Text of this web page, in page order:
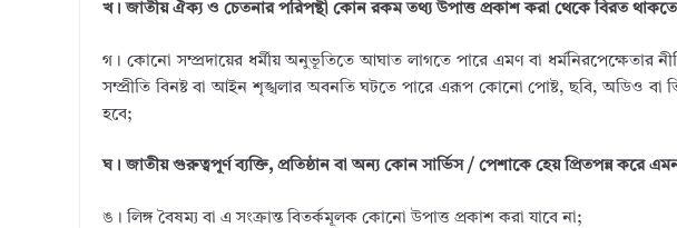
খ। জাতীয় ঐক্য ও চেতনার পরিপন্থী কোন রকম তথ্য উপাত্ত প্রকাশ করা থেকে বিরত
গ। কোনো সম্প্রদায়ের ধর্মীয় অনুভূতিতে আঘাত লাগতে পারে এমণ বা ধর্মনিরপেক্ষেতার
সম্প্রীতি বিনষ্ট বা আইন শৃঙ্খলার অবনতি ঘটতে পারে এরূপ কোনো পোষ্ট, ছবি, অডিও
হবে;
ঘ। জাতীয় গুরুত্বপূর্ণ ব্যক্তি, প্রতিষ্ঠান বা অন্য কোন সার্ভিস / পেশাকে হেয় প্রিতপন্ন করে
ঙ। লিঙ্গ বৈষম্য বা এ সংক্রান্ত বিতর্কমূলক কোনো উপাত্ত প্রকাশ করা যাবে না;